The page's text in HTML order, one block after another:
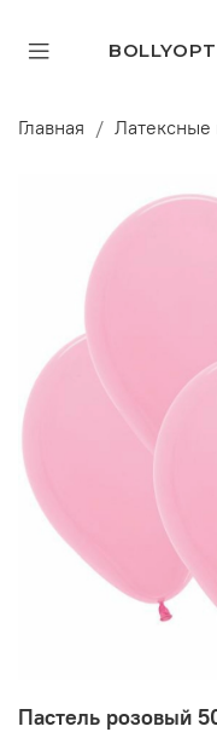
BOLLYOPT
Главная
Пастель розовый